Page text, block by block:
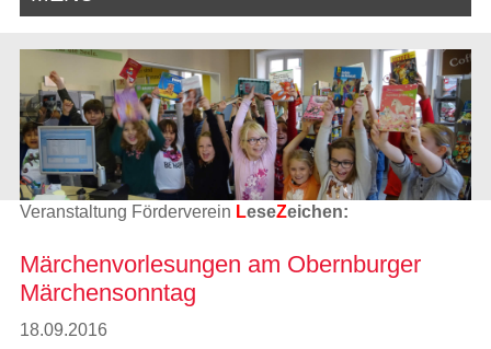
Veranstaltung Förderverein LeseZeichen:
Märchenvorlesungen am Obernburger
Märchensonntag
18.09.2016